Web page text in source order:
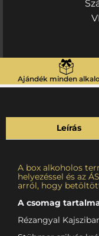
Ajándék minden
Leírás
A box alkoholos
helyezéssel és az
arról, hogy
A csomag
Rézangyal